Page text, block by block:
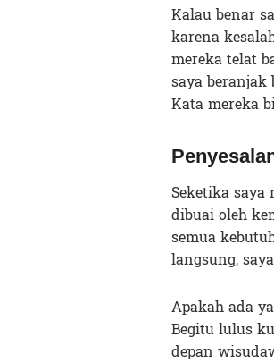
Kalau benar
karena
mereka telat
saya
Kata mereka
Seketika
dibuai oleh
semua
langsung,
Apakah ada
Begitu lulus
depan